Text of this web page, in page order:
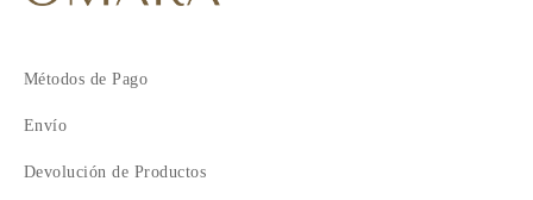
Métodos de Pago
Envío
Devolución de Productos